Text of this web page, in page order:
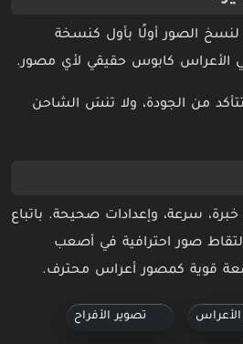
الصور أولًا بأول كنسخة
الأعراس كابوس حقيقي لأي مصور.
من الجودة، ولا تنسَ الشاحن
سرعة، وإعدادات صحيحة. باتباع
صور احترافية في أصعب
قوية كمصور أعراس محترف.
تصوير الأفراح